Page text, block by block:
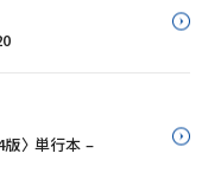
〉 単行本 –